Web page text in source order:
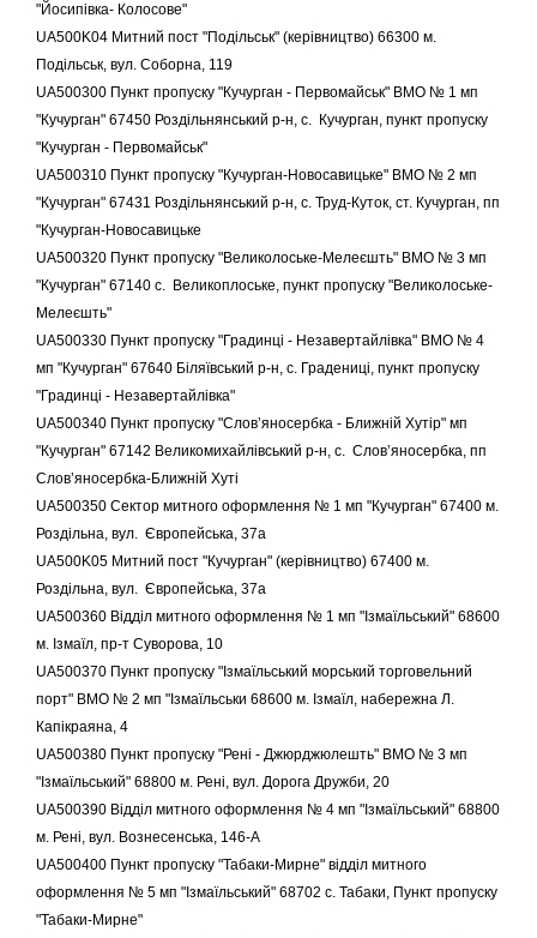
"Йосипівка- Колосове"
UA500K04 Митний пост "Подільськ" (керівництво) 66300 м.
Подільськ, вул. Соборна, 119
UA500300 Пункт пропуску "Кучурган - Первомайськ" ВМО № 1 мп
"Кучурган" 67450 Роздільнянський р-н, с. Кучурган, пункт пропуску
"Кучурган - Первомайськ"
UA500310 Пункт пропуску "Кучурган-Новосавицьке" ВМО № 2 мп
"Кучурган" 67431 Роздільнянський р-н, с. Труд-Куток, ст. Кучурган, пп
"Кучурган-Новосавицьке
UA500320 Пункт пропуску "Великолоське-Мелеєшть" ВМО № 3 мп
"Кучурган" 67140 с. Великоплоське, пункт пропуску "Великолоське-
Мелеєшть"
UA500330 Пункт пропуску "Градинці - Незавертайлівка" ВМО № 4
мп "Кучурган" 67640 Біляївський р-н, с. Градениці, пункт пропуску
"Градинці - Незавертайлівка"
UA500340 Пункт пропуску "Слов’яносербка - Ближній Хутір" мп
"Кучурган" 67142 Великомихайлівський р-н, с. Слов’яносербка, пп
Слов’яносербка-Ближній Хуті
UA500350 Сектор митного оформлення № 1 мп "Кучурган" 67400 м.
Роздільна, вул. Європейська, 37а
UA500K05 Митний пост "Кучурган" (керівництво) 67400 м.
Роздільна, вул. Європейська, 37а
UA500360 Відділ митного оформлення № 1 мп "Ізмаїльський" 68600
м. Ізмаїл, пр-т Суворова, 10
UA500370 Пункт пропуску "Ізмаїльський морський торговельний
порт" ВМО № 2 мп "Ізмаїльськи 68600 м. Ізмаїл, набережна Л.
Капікраяна, 4
UA500380 Пункт пропуску "Рені - Джюрджюлешть" ВМО № 3 мп
"Ізмаїльський" 68800 м. Рені, вул. Дорога Дружби, 20
UA500390 Відділ митного оформлення № 4 мп "Ізмаїльський" 68800
м. Рені, вул. Вознесенська, 146-А
UA500400 Пункт пропуску "Табаки-Мирне" відділ митного
оформлення № 5 мп "Ізмаїльський" 68702 c. Табаки, Пункт пропуску
"Табаки-Мирне"